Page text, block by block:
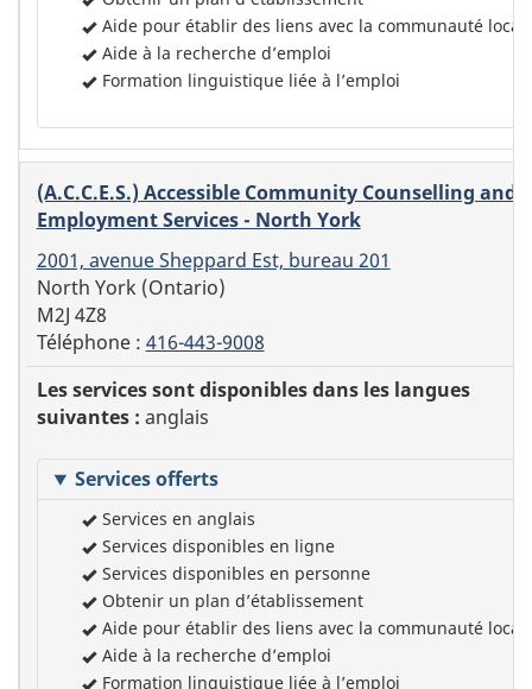
Aide pour établir des liens avec la communauté
Aide à la recherche d’emploi
Formation linguistique liée à l’emploi
(A.C.C.E.S.) Accessible Community Counselling and
Employment Services - North York
2001, avenue Sheppard Est, bureau 201
North York (Ontario)
M2J 4Z8
Téléphone : 416-443-9008
Les services sont disponibles dans les langues
suivantes : anglais
Services offerts
Services en anglais
Services disponibles en ligne
Services disponibles en personne
Obtenir un plan d’établissement
Aide pour établir des liens avec la communauté
Aide à la recherche d’emploi
Formation linguistique liée à l’emploi